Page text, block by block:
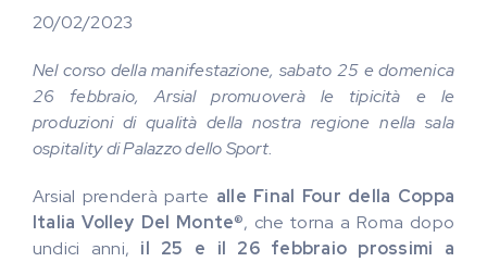
20/02/2023
Nel corso della manifestazione, sabato 25 e domenica
26 febbraio, Arsial promuoverà le tipicità e le
produzioni di qualità della nostra regione nella sala
ospitality di Palazzo dello Sport.
Arsial prenderà parte alle Final Four della Coppa
Italia Volley Del Monte®, che torna a Roma dopo
undici anni, il 25 e il 26 febbraio prossimi a